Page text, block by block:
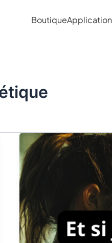
BoutiqueApplication